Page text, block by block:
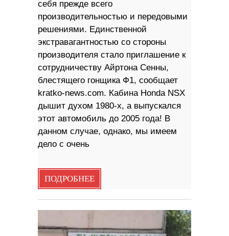
себя прежде всего
производительностью и передовыми
решениями. Единственной
экстравагантностью со стороны
производителя стало приглашение к
сотрудничеству Айртона Сенны,
блестящего гонщика Ф1, сообщает
kratko-news.com. Кабина Honda NSX
дышит духом 1980-х, а выпускался
этот автомобиль до 2005 года! В
данном случае, однако, мы имеем
дело с очень
ПОДРОБНЕЕ